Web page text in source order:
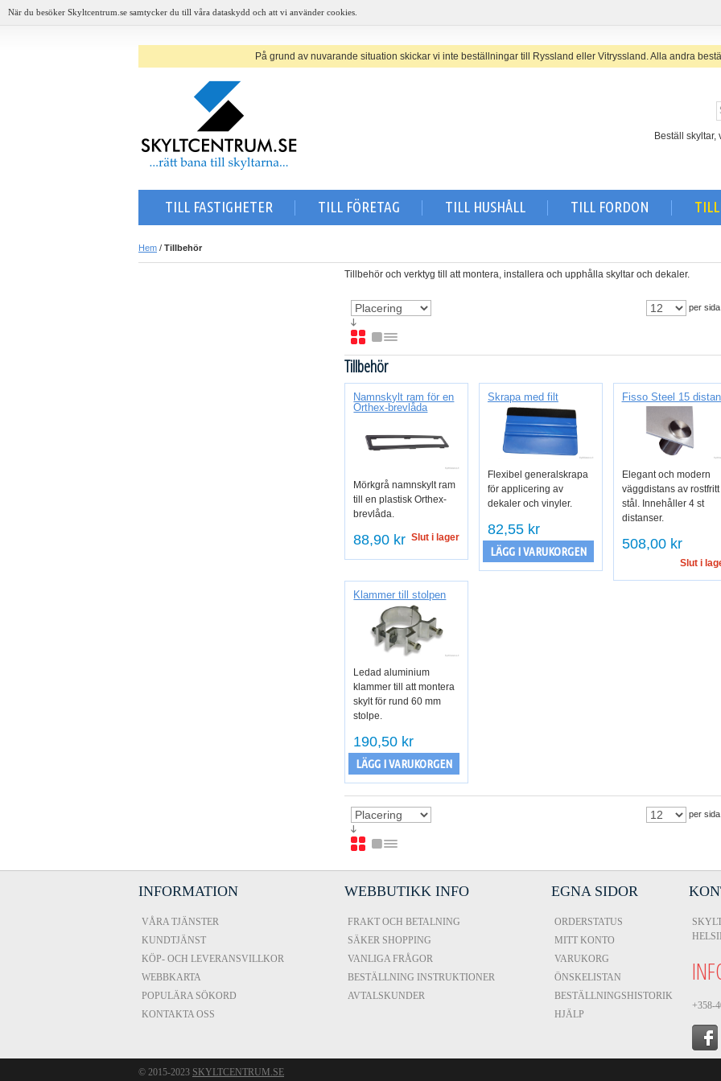
När du besöker Skyltcentrum.se samtycker du till våra dataskydd och att vi använder cookies.
På grund av nuvarande situation skickar vi inte beställningar till Ryssland eller Vitryssland. Alla andra
Beställ
TILL FASTIGHETER TILL FÖRETAG TILL HUSHÅLL TILL FORDON
Hem / Tillbehör
Tillbehör och verktyg till att montera, installera och upphålla skyltar och dekaler.
per sida
Tillbehör
Namnskylt ram för en
Orthex-brevlåda
Mörkgrå namnskylt ram
till en plastisk Orthex-
brevlåda.
88,90 kr Slut i lager
Skrapa med filt
Flexibel generalskrapa
för applicering av
dekaler och vinyler.
82,55 kr
LÄGG I VARUKORGEN
Fisso Steel 15
Elegant och modern
väggdistans av rostfritt
stål. Innehåller 4 st
distanser.
508,00 kr
Slut i
Klammer till stolpen
Ledad aluminium
klammer till att montera
skylt för rund 60 mm
stolpe.
190,50 kr
LÄGG I VARUKORGEN
per sida
INFORMATION
VÅRA TJÄNSTER
KUNDTJÄNST
KÖP- OCH LEVERANSVILLKOR
WEBBKARTA
POPULÄRA SÖKORD
KONTAKTA OSS
WEBBUTIKK INFO
FRAKT OCH BETALNING
SÄKER SHOPPING
VANLIGA FRÅGOR
BESTÄLLNING INSTRUKTIONER
AVTALSKUNDER
EGNA SIDOR
ORDERSTATUS
MITT KONTO
VARUKORG
ÖNSKELISTAN
BESTÄLLNINGSHISTORIK
HJÄLP
+358-
© 2015-2023 SKYLTCENTRUM.SE